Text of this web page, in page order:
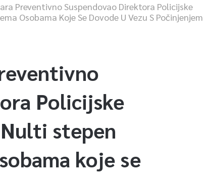
Preventivno Suspendovao Direktora Policijske
Osobama Koje Se Dovode U Vezu S Počinjenjem
Policijske
stepen
koje se